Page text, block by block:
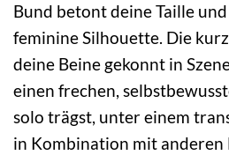
Bund betont deine Taille
feminine Silhouette. Die
deine Beine gekonnt in
einen frechen,
solo trägst, unter einem
in Kombination mit anderen